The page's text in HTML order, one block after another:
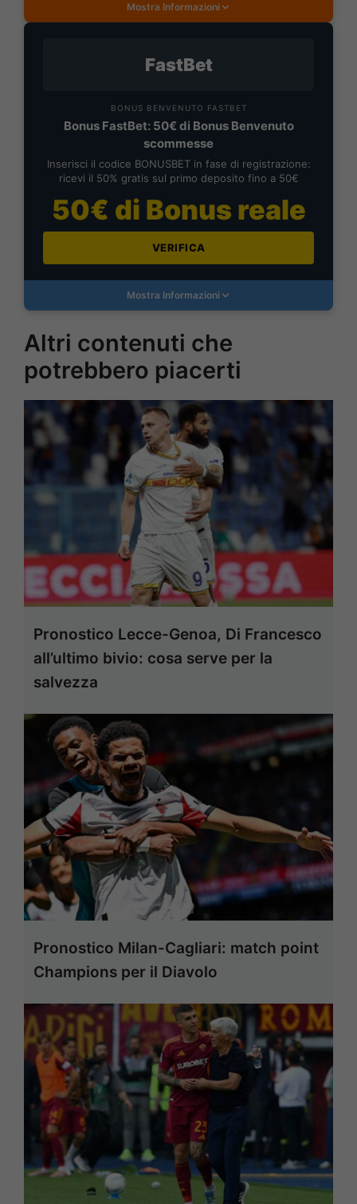
Mostra Informazioni
FastBet
BONUS BENVENUTO FASTBET
Bonus FastBet: 50€ di Bonus Benvenuto
scommesse
Inserisci il codice BONUSBET in fase di registrazione:
ricevi il 50% gratis sul primo deposito fino a 50€
50€ di Bonus reale
VERIFICA
Mostra Informazioni
Altri contenuti che
potrebbero piacerti
Pronostico Lecce-Genoa, Di Francesco
all’ultimo bivio: cosa serve per la
salvezza
Pronostico Milan-Cagliari: match point
Champions per il Diavolo